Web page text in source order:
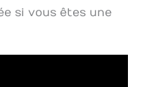
si vous êtes une